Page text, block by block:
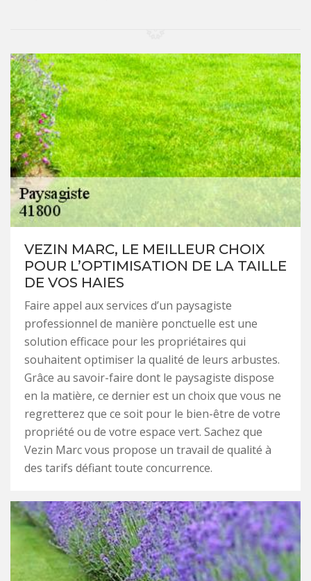
VEZIN MARC, LE MEILLEUR CHOIX
POUR L’OPTIMISATION DE LA TAILLE
DE VOS HAIES
Faire appel aux services d’un paysagiste
professionnel de manière ponctuelle est une
solution efficace pour les propriétaires qui
souhaitent optimiser la qualité de leurs arbustes.
Grâce au savoir-faire dont le paysagiste dispose
en la matière, ce dernier est un choix que vous ne
regretterez que ce soit pour le bien-être de votre
propriété ou de votre espace vert. Sachez que
Vezin Marc vous propose un travail de qualité à
des tarifs défiant toute concurrence.